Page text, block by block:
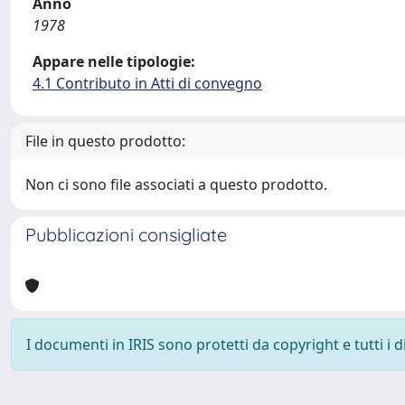
1978
Appare nelle tipologie:
4.1 Contributo in Atti di convegno
File in questo prodotto:
Non ci sono file associati a questo prodotto.
Pubblicazioni consigliate
I documenti in IRIS sono protetti da copyright e tutti i